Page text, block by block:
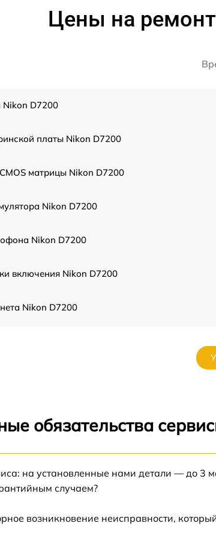
Цены на
Nikon D7200
платы Nikon D7200
матрицы Nikon D7200
Nikon D7200
Nikon D7200
включения Nikon D7200
Nikon D7200
Nikon D7200
обязательства
на установленные нами детали — до 3
случаем?
возникновение неисправности,